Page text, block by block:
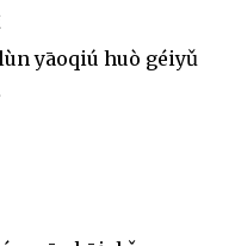
yāoqiú huò géiyǔ